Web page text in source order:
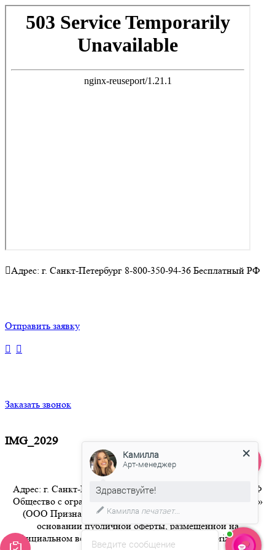
Адрес: г. Санкт-Петербург 8-800-350-94-36 Бесплатный РФ
Отправить заявку
Заказать звонок
IMG_2029
Адрес: г. Санкт-Петербург 8-800-350-94-36 Бесплатный РФ
Общество с ограниченной ответственностью «Признание»
(ООО Признание) осуществляет свою деятельность на
основании публичной оферты, размещенной на
официальном веб-сайте компании по адресу artpriznanie.ru
Введите сообщение
Камилла
Арт-менеджер
Здравствуйте!
Камилла печатает...